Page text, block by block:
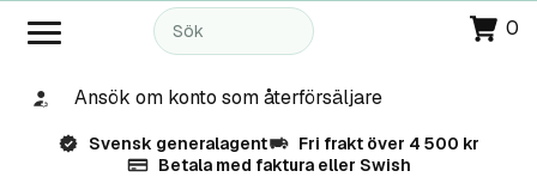
0
Ansök om konto som återförsäljare
Svensk generalagent
Fri frakt över 4 500 kr
Betala med faktura eller Swish